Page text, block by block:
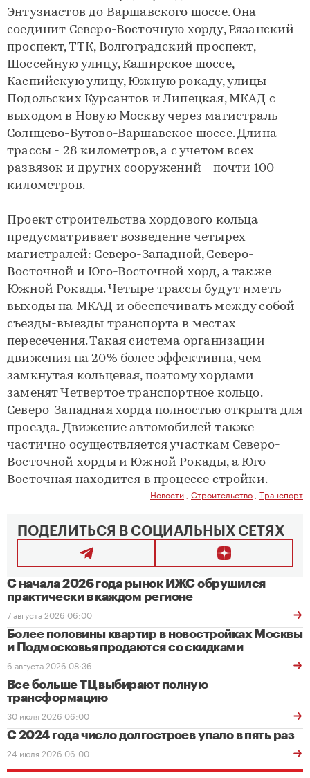
Энтузиастов до Варшавского шоссе. Она
соединит Северо-Восточную хорду, Рязанский
проспект, ТТК, Волгоградский проспект,
Шоссейную улицу, Каширское шоссе,
Каспийскую улицу, Южную рокаду, улицы
Подольских Курсантов и Липецкая, МКАД с
выходом в Новую Москву через магистраль
Солнцево-Бутово-Варшавское шоссе. Длина
трассы - 28 километров, а с учетом всех
развязок и других сооружений - почти 100
километров.
Проект строительства хордового кольца
предусматривает возведение четырех
магистралей: Северо-Западной, Северо-
Восточной и Юго-Восточной хорд, а также
Южной Рокады. Четыре трассы будут иметь
выходы на МКАД и обеспечивать между собой
съезды-выезды транспорта в местах
пересечения. Такая система организации
движения на 20% более эффективна, чем
замкнутая кольцевая, поэтому хордами
заменят Четвертое транспортное кольцо.
Северо-Западная хорда полностью открыта для
проезда. Движение автомобилей также
частично осуществляется участкам Северо-
Восточной хорды и Южной Рокады, а Юго-
Восточная находится в процессе стройки.
Новости Строительство Транспорт
ПОДЕЛИТЬСЯ В СОЦИАЛЬНЫХ СЕТЯХ
С начала 2026 года рынок ИЖС обрушился
практически в каждом регионе
7 августа 2026 06:00
Более половины квартир в новостройках Москвы
и Подмосковья продаются со скидками
6 августа 2026 08:36
Все больше ТЦ выбирают полную
трансформацию
30 июля 2026 06:00
С 2024 года число долгостроев упало в пять раз
24 июля 2026 06:00